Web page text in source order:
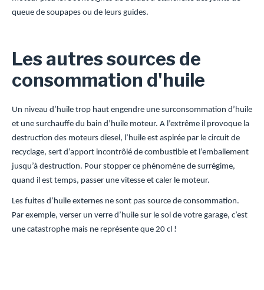
queue de soupapes ou de leurs guides.
Les autres sources de
consommation d'huile
Un niveau d’huile trop haut engendre une surconsommation d’huile
et une surchauffe du bain d’huile moteur. A l’extrême il provoque la
destruction des moteurs diesel, l’huile est aspirée par le circuit de
recyclage, sert d’apport incontrôlé de combustible et l’emballement
jusqu’à destruction. Pour stopper ce phénomène de surrégime,
quand il est temps, passer une vitesse et caler le moteur.
Les fuites d’huile externes ne sont pas source de consommation.
Par exemple, verser un verre d’huile sur le sol de votre garage, c’est
une catastrophe mais ne représente que 20 cl !